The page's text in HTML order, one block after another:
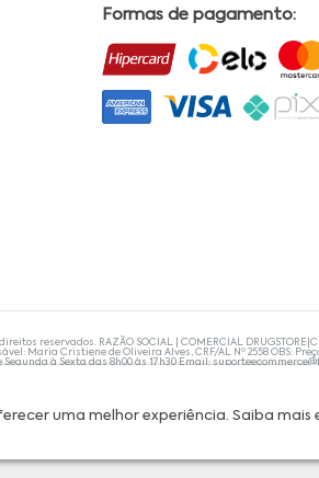
uma melhor experiência. Saiba mais
Formas de pagamento:
reservados. RAZÃO SOCIAL | COMERCIAL
Maria Cristiene de Oliveira Alves, CRF/AL Nº 2558 OBS:
à Sexta das 8h00 às 17h30 Email:
forma alguma, substituem as orientações de um
adequado. Se os sintomas persistirem, um médico
que você possa realizar suas compras com tranquilidade.
sujeitos à confirmação da disponibilidade de produto em